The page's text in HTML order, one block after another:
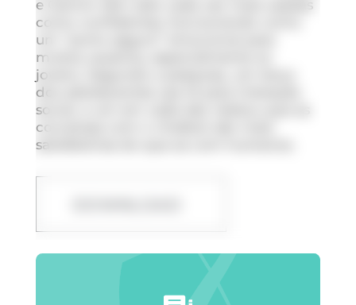
e Gemini têm sido cada vez mais usadas
como confidentes, funcionando como
um “porto seguro” emocional para
muitos usuários, especialmente os
jovens. Segundo a pesquisa, um terço
dos adolescentes usa IA para interação
social, e um em cada dez relatou que as
conversas com o
satisfatórias do que as com humanos.